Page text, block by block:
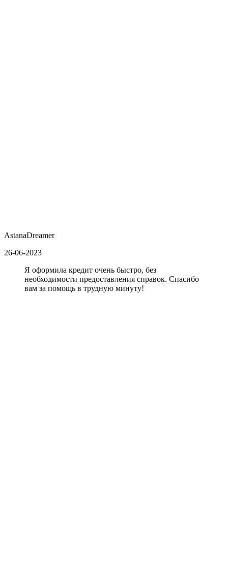
AstanaDreamer
26-06-2023
Я оформила кредит очень быстро, без
необходимости предоставления справок. Спасибо
вам за помощь в трудную минуту!